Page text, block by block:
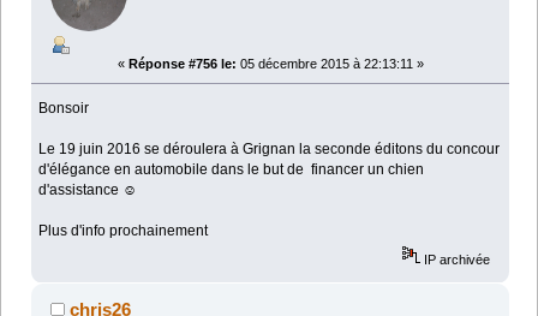
« Réponse #756 le: 05 décembre 2015 à 22:13:11 »
Bonsoir
Le 19 juin 2016 se déroulera à Grignan la seconde éditons du concour
d'élégance en automobile dans le but de financer un chien
d'assistance ☺
Plus d'info prochainement
IP archivée
chris26